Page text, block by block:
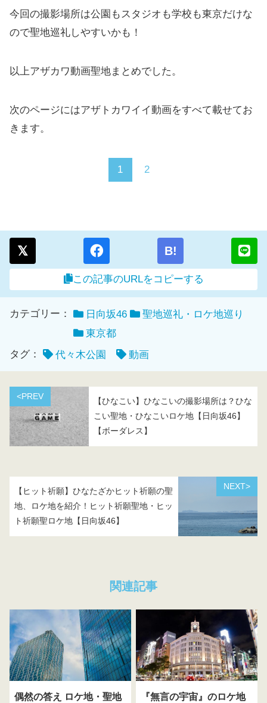
今回の撮影場所は公園もスタジオも学校も東京だけな
ので聖地巡礼しやすいかも！
以上アザカワ動画聖地まとめでした。
次のページにはアザトカワイイ動画をすべて載せてお
きます。
1 2
B!
この記事のURLをコピーする
カテゴリー： 日向坂46
聖地巡礼・ロケ地巡り
東京都
タグ：
代々木公園 動画
<PREV
【ひなこい】ひなこいの撮影場所は？ひな
こい聖地・ひなこいロケ地【日向坂46】
【ボーダレス】
NEXT>
【ヒット祈願】ひなたざかヒット祈願の聖
地、ロケ地を紹介！ヒット祈願聖地・ヒッ
ト祈願聖ロケ地【日向坂46】
関連記事
偶然の答え ロケ地・聖地
『無言の宇宙』のロケ地